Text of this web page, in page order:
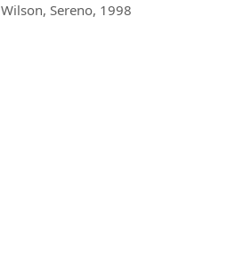
Wilson, Sereno, 1998